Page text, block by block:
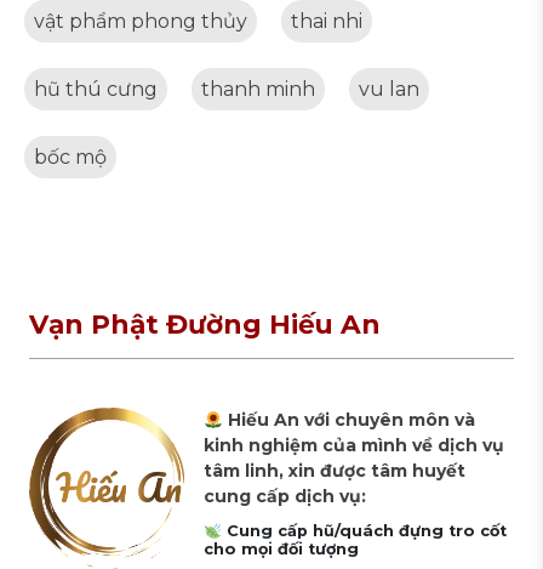
vật phẩm phong thủy thai nhi
hũ thú cưng thanh minh vu lan
bốc mộ
Vạn Phật Đường Hiếu An
Hiếu An với chuyên môn và
kinh nghiệm của mình về dịch vụ
tâm linh, xin được tâm huyết
cung cấp dịch vụ:
Cung cấp hũ/quách đựng tro cốt
cho mọi đối tượng